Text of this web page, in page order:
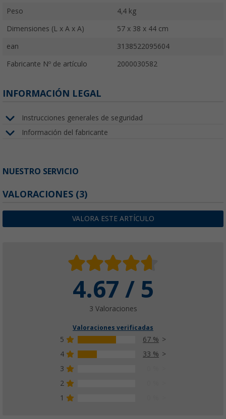
Peso 4,4 kg
Dimensiones (L x A x A) 57 x 38 x 44 cm
ean 3138522095604
Fabricante Nº de artículo 2000030582
INFORMACIÓN LEGAL
Instrucciones generales de seguridad
Información del fabricante
NUESTRO SERVICIO
VALORACIONES (3)
VALORA ESTE ARTÍCULO
4.67 / 5
3 Valoraciones
Valoraciones verificadas
5
67 %
4
33 %
3
2
1